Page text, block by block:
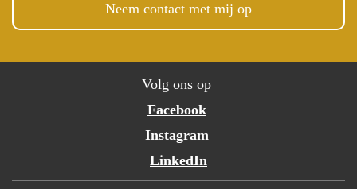
Neem contact met mij op
Volg ons op
Facebook
Instagram
LinkedIn